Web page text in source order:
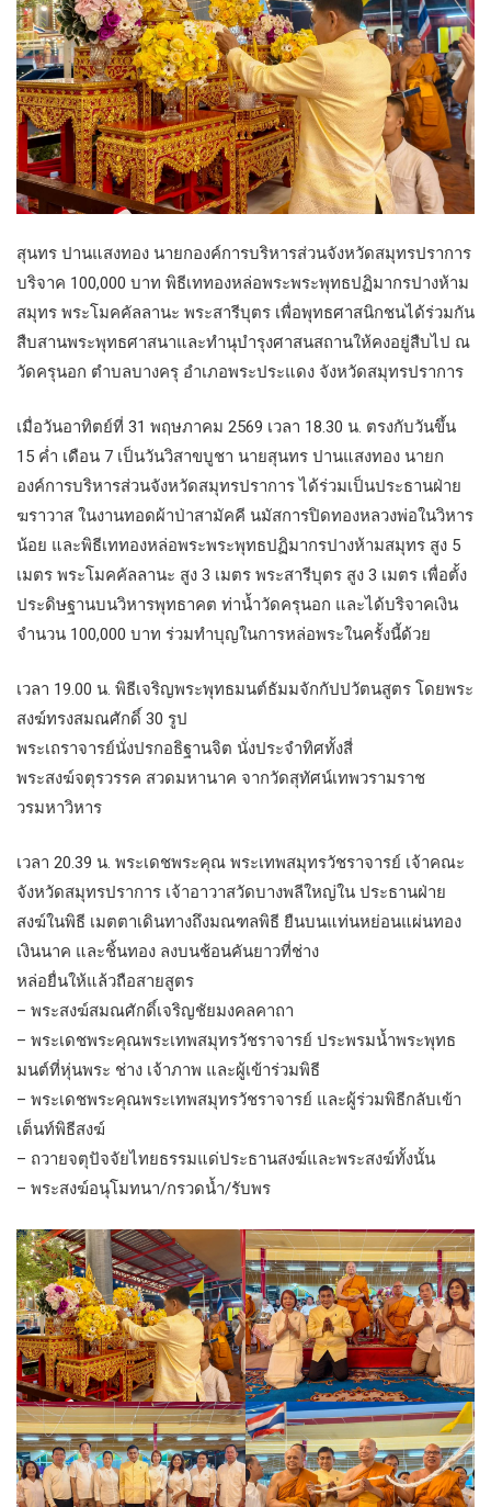
สุนทร ปานแสงทอง นายกองค์การบริหารส่วนจังหวัดสมุทรปราการ
บริจาค 100,000 บาท พิธีเททองหล่อพระพระพุทธปฏิมากรปางห้าม
สมุทร พระโมคคัลลานะ พระสารีบุตร เพื่อพุทธศาสนิกชนได้ร่วมกัน
สืบสานพระพุทธศาสนาและทำนุบำรุงศาสนสถานให้คงอยู่สืบไป ณ
วัดครุนอก ตำบลบางครุ อำเภอพระประแดง จังหวัดสมุทรปราการ
เมื่อวันอาทิตย์ที่ 31 พฤษภาคม 2569 เวลา 18.30 น. ตรงกับวันขึ้น
15 ค่ำ เดือน 7 เป็นวันวิสาขบูชา นายสุนทร ปานแสงทอง นายก
องค์การบริหารส่วนจังหวัดสมุทรปราการ ได้ร่วมเป็นประธานฝ่าย
ฆราวาส ในงานทอดผ้าป่าสามัคคี นมัสการปิดทองหลวงพ่อในวิหาร
น้อย และพิธีเททองหล่อพระพระพุทธปฏิมากรปางห้ามสมุทร สูง 5
เมตร พระโมคคัลลานะ สูง 3 เมตร พระสารีบุตร สูง 3 เมตร เพื่อตั้ง
ประดิษฐานบนวิหารพุทธาคต ท่าน้ำวัดครุนอก และได้บริจาคเงิน
จำนวน 100,000 บาท ร่วมทำบุญในการหล่อพระในครั้งนี้ด้วย
เวลา 19.00 น. พิธีเจริญพระพุทธมนต์ธัมมจักกัปปวัตนสูตร โดยพระ
สงฆ์ทรงสมณศักดิ์ 30 รูป
พระเถราจารย์นั่งปรกอธิฐานจิต นั่งประจำทิศทั้งสี่
พระสงฆ์จตุรวรรค สวดมหานาค จากวัดสุทัศน์เทพวรามราช
วรมหาวิหาร
เวลา 20.39 น. พระเดชพระคุณ พระเทพสมุทรวัชราจารย์ เจ้าคณะ
จังหวัดสมุทรปราการ เจ้าอาวาสวัดบางพลีใหญ่ใน ประธานฝ่าย
สงฆ์ในพิธี เมตตาเดินทางถึงมณฑลพิธี ยืนบนแท่นหย่อนแผ่นทอง
เงินนาค และชิ้นทอง ลงบนช้อนคันยาวที่ช่าง
หล่อยื่นให้แล้วถือสายสูตร
– พระสงฆ์สมณศักดิ์เจริญชัยมงคลคาถา
– พระเดชพระคุณพระเทพสมุทรวัชราจารย์ ประพรมน้ำพระพุทธ
มนต์ที่หุ่นพระ ช่าง เจ้าภาพ และผู้เข้าร่วมพิธี
– พระเดชพระคุณพระเทพสมุทรวัชราจารย์ และผู้ร่วมพิธีกลับเข้า
เต็นท์พิธีสงฆ์
– ถวายจตุปัจจัยไทยธรรมแด่ประธานสงฆ์และพระสงฆ์ทั้งนั้น
– พระสงฆ์อนุโมทนา/กรวดน้ำ/รับพร